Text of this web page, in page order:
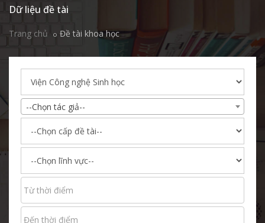
Dữ liệu đề tài
Trang chủ Đề tài khoa học
--Chọn tác giả--